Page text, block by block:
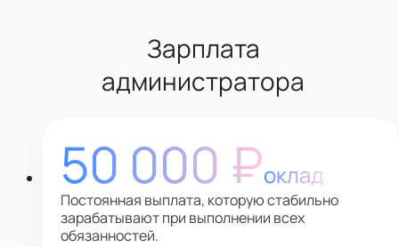
Зарплата
администратора
50 000 ₽оклад
Постоянная выплата, которую стабильно
зарабатывают при выполнении всех
обязанностей.